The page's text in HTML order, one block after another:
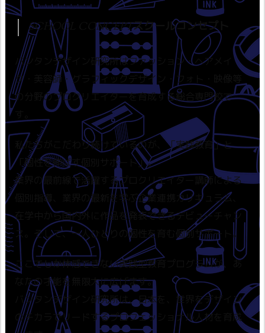
SCHOOL CONCEPTスクールコンセプト
バンタンデザイン研究所はファッション・ヘアメイ
ク・美容師・グラフィックデザイン・フォト・映像等
の分野のプロクリエイターを育成する総合専門校で
す。
私たちがこだわり続けているのが、「実践教育」と
「個性を伸ばす個別サポート」。
業界の最前線で活躍するプロクリエイター講師による
個別指導、業界の最新を学ぶ企業連携カリキュラム、
在学中から国内外に作品を発表できるデビューチャン
ス。そして、一人ひとりの個性を育む個別サポート。
ここでしか体感できない実践型教育プログラムが、あ
なたの才能を無限大に広げます。
バンタンデザイン研究所は、日本を、世界をデザイン
のチカラでリードするプロフェッショナル人材を育成